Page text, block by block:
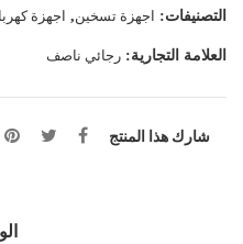
التصنيفات: اجهزة تسخين, اجهزة
العلامة التجارية: رجائي ناصف
شارك هذا المنتج